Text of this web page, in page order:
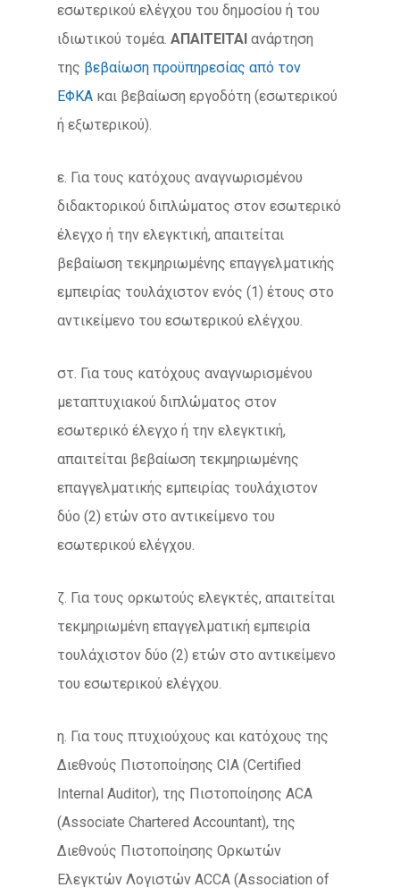
εσωτερικού ελέγχου του δημοσίου ή του
ιδιωτικού τομέα. ΑΠΑΙΤΕΙΤΑΙ ανάρτηση
της βεβαίωση προϋπηρεσίας από τον
ΕΦΚΑ και βεβαίωση εργοδότη (εσωτερικού
ή εξωτερικού).
ε. Για τους κατόχους αναγνωρισμένου
διδακτορικού διπλώματος στον εσωτερικό
έλεγχο ή την ελεγκτική, απαιτείται
βεβαίωση τεκμηριωμένης επαγγελματικής
εμπειρίας τουλάχιστον ενός (1) έτους στο
αντικείμενο του εσωτερικού ελέγχου.
στ. Για τους κατόχους αναγνωρισμένου
μεταπτυχιακού διπλώματος στον
εσωτερικό έλεγχο ή την ελεγκτική,
απαιτείται βεβαίωση τεκμηριωμένης
επαγγελματικής εμπειρίας τουλάχιστον
δύο (2) ετών στο αντικείμενο του
εσωτερικού ελέγχου.
ζ. Για τους ορκωτούς ελεγκτές, απαιτείται
τεκμηριωμένη επαγγελματική εμπειρία
τουλάχιστον δύο (2) ετών στο αντικείμενο
του εσωτερικού ελέγχου.
η. Για τους πτυχιούχους και κατόχους της
Διεθνούς Πιστοποίησης CIA (Certified
Internal Auditor), της Πιστοποίησης ACA
(Associate Chartered Accountant), της
Διεθνούς Πιστοποίησης Ορκωτών
Ελεγκτών Λογιστών ACCA (Association of